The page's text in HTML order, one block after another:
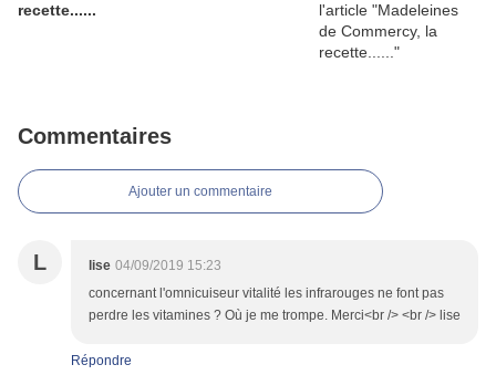
recette......
Commentaires
Ajouter un commentaire
L lise 04/09/2019 15:23
concernant l'omnicuiseur vitalité les infrarouges ne font pas
perdre les vitamines ? Où je me trompe. Merci<br /> <br /> lise
Répondre